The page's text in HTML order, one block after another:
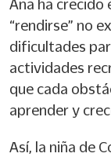
Ana ha crecido
“rendirse” no
dificultades
actividades
que cada
aprender y
Así, la niña de